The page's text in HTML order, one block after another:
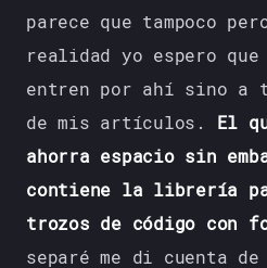
parece que tampoco
realidad yo espero
entren por ahí sino a
de mis artículos. El
ahorra espacio sin
contiene la librería
trozos de código con
separé me di cuenta